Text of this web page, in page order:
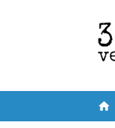
home